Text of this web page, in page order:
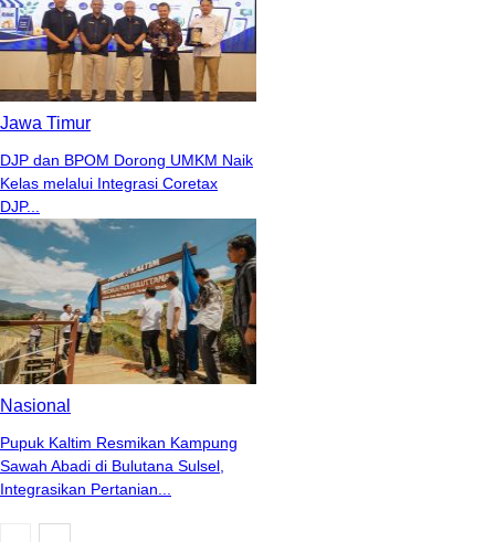
Jawa Timur
DJP dan BPOM Dorong UMKM Naik
Kelas melalui Integrasi Coretax
DJP...
Nasional
Pupuk Kaltim Resmikan Kampung
Sawah Abadi di Bulutana Sulsel,
Integrasikan Pertanian...